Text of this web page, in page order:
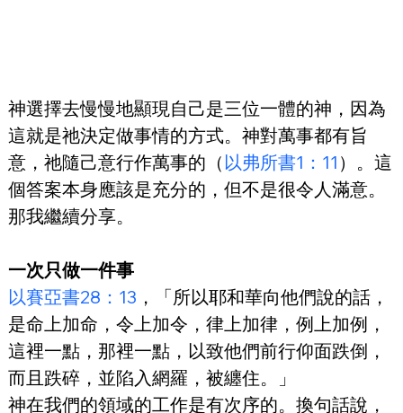
神選擇去慢慢地顯現自己是三位一體的神，因為
這就是祂決定做事情的方式。神對萬事都有旨
意，祂隨己意行作萬事的（以弗所書1：11 ）。這
個答案本身應該是充分的，但不是很令人滿意。
那我繼續分享。
一次只做一件事
以賽亞書28：13 ，「所以耶和華向他們說的話，
是命上加命，令上加令，律上加律，例上加例，
這裡一點，那裡一點，以致他們前行仰面跌倒，
而且跌碎，並陷入網羅，被纏住。」
神在我們的領域的工作是有次序的。換句話說，